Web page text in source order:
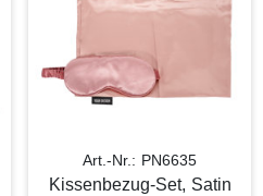
Art.-Nr.: PN6635
Kissenbezug-Set, Satin